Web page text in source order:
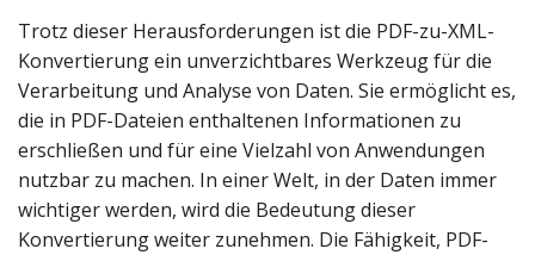
Trotz dieser Herausforderungen ist die PDF-zu-XML-
Konvertierung ein unverzichtbares Werkzeug für die
Verarbeitung und Analyse von Daten. Sie ermöglicht es,
die in PDF-Dateien enthaltenen Informationen zu
erschließen und für eine Vielzahl von Anwendungen
nutzbar zu machen. In einer Welt, in der Daten immer
wichtiger werden, wird die Bedeutung dieser
Konvertierung weiter zunehmen. Die Fähigkeit, PDF-